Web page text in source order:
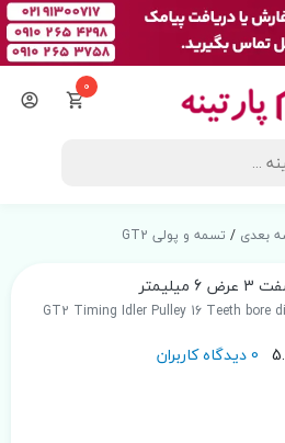
0
بعدی / تسمه و پولی GT2
GT2 Timing Idler Pulley 16 Teeth bore
0 دیدگاه کاربران